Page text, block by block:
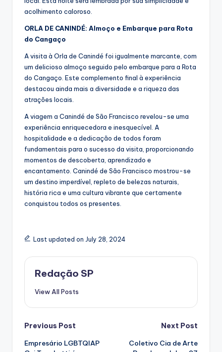
acolhimento caloroso.
ORLA DE CANINDÉ: Almoço e Embarque para Rota
do Cangaço
A visita à Orla de Canindé foi igualmente marcante, com
um delicioso almoço seguido pelo embarque para a Rota
do Cangaço. Este complemento final à experiência
destacou ainda mais a diversidade e a riqueza das
atrações locais.
A viagem a Canindé de São Francisco revelou-se uma
experiência enriquecedora e inesquecível. A
hospitalidade e a dedicação de todos foram
fundamentais para o sucesso da visita, proporcionando
momentos de descoberta, aprendizado e
encantamento. Canindé de São Francisco mostrou-se
um destino imperdível, repleto de belezas naturais,
história rica e uma cultura vibrante que certamente
conquistou todos os presentes.
Last updated on July 28, 2024
Redação SP
View All Posts
Post
Previous Post
Empresário LGBTQIAP
Next Post
Coletivo Cia de Arte